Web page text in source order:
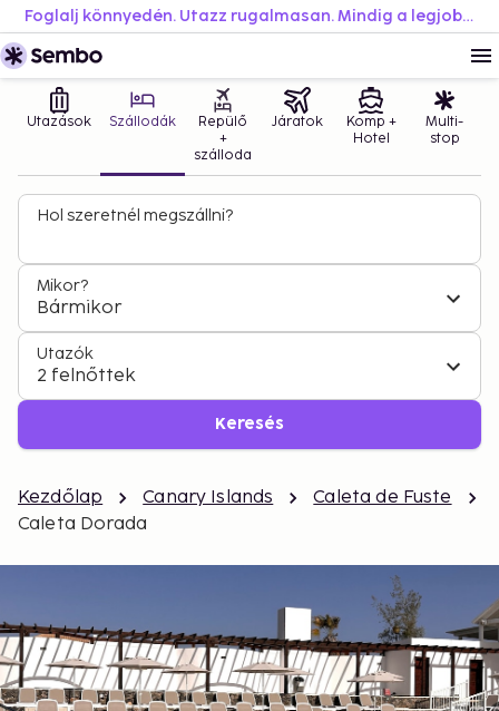
Foglalj könnyedén. Utazz rugalmasan. Mindig a legjobb áron.
Utazások Szállodák
Repülő
+
szálloda
Járatok
Komp +
Hotel
Multi-
stop
Hol szeretnél megszállni?
Mikor?
Bármikor
Utazók
2 felnőttek
Keresés
Kezdőlap Canary Islands
Caleta de Fuste
Caleta Dorada